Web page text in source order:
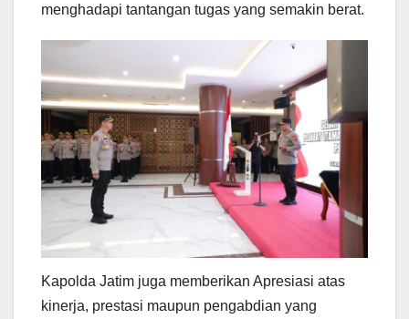
menghadapi tantangan tugas yang semakin berat.
Kapolda Jatim juga memberikan Apresiasi atas
kinerja, prestasi maupun pengabdian yang